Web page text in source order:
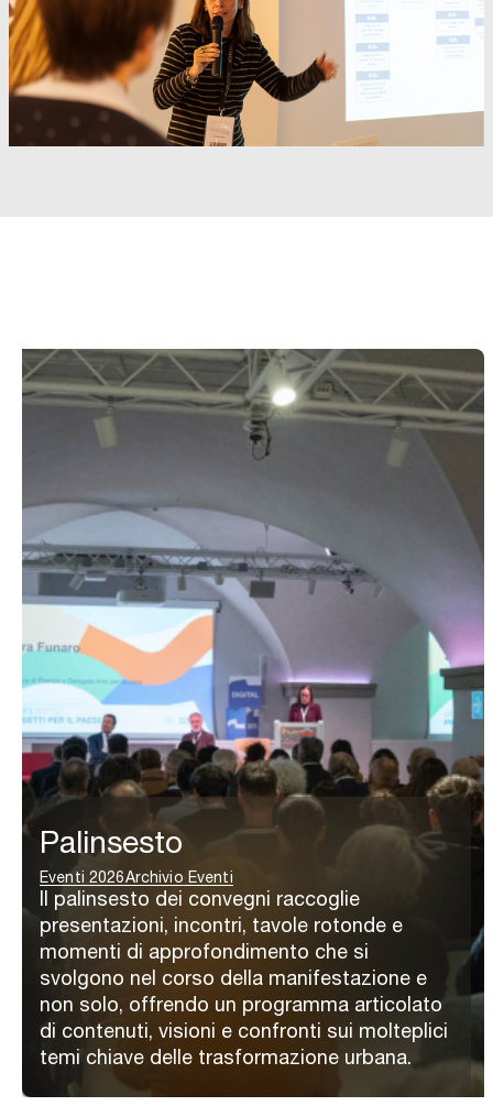
Palinsesto
Eventi 2026Archivio Eventi
Il palinsesto dei convegni raccoglie
presentazioni, incontri, tavole rotonde e
momenti di approfondimento che si
svolgono nel corso della manifestazione e
non solo, offrendo un programma articolato
di contenuti, visioni e confronti sui molteplici
temi chiave delle trasformazione urbana.